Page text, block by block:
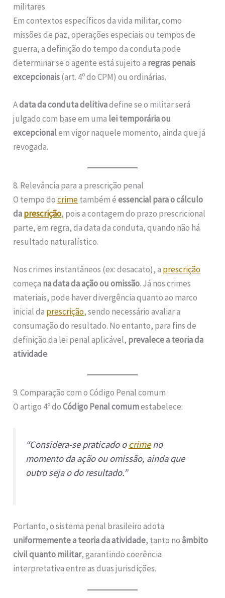
militares
Em contextos específicos da vida militar, como
missões de paz, operações especiais ou tempos de
guerra, a definição do tempo da conduta pode
determinar se o agente está sujeito a regras penais
excepcionais(art. 4º do CPM) ou ordinárias.
Adata da conduta delitivadefine se o militar será
julgado com base em uma lei temporária ou
excepcionalem vigor naquele momento, ainda que já
revogada.
8. Relevância para a prescrição penal
O tempo docrimetambém éessencial para o cálculo
daprescrição, pois a contagem do prazo prescricional
parte, em regra, da data da conduta, quando não há
resultado naturalístico.
Nos crimes instantâneos (ex: desacato), a prescrição
começa na data da ação ou omissão. Já nos crimes
materiais, pode haver divergência quanto ao marco
inicial da prescrição, sendo necessário avaliar a
consumação do resultado. No entanto, para fins de
definição da lei penal aplicável, prevalece a teoria da
atividade.
9. Comparação com o Código Penal comum
O artigo 4º doCódigo Penal comumestabelece:
“Considera-se praticado ocrimeno
momento da ação ou omissão, ainda que
outro seja o do resultado.”
Portanto, o sistema penal brasileiro adota
uniformemente a teoria da atividade, tanto noâmbito
civil quanto militar, garantindo coerência
interpretativa entre as duas jurisdições.